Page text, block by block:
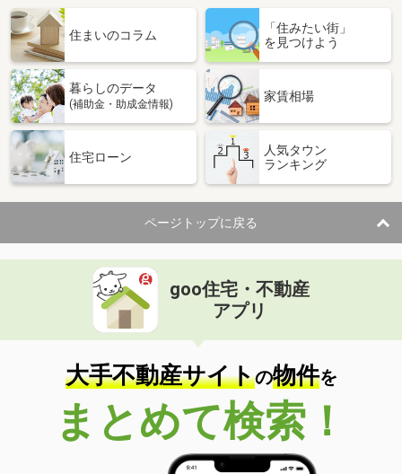
住まいのコラム
「住みたい街」
を見つけよう
暮らしのデータ
(補助金・助成金情報)
家賃相場
住宅ローン
人気タウン
ランキング
ページトップに戻る
goo住宅・不動産
アプリ
大手不動産サイトの物件を
まとめて検索！